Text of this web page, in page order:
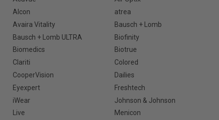
Alcon
atrea
Avaira Vitality
Bausch + Lomb
Bausch + Lomb ULTRA
Biofinity
Biomedics
Biotrue
Clariti
Colored
CooperVision
Dailies
Eyexpert
Freshtech
iWear
Johnson & Johnson
Live
Menicon